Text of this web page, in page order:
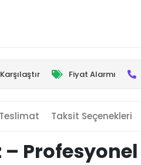
Karşılaştır Fiyat Alarmı
Taksit Seçenekleri